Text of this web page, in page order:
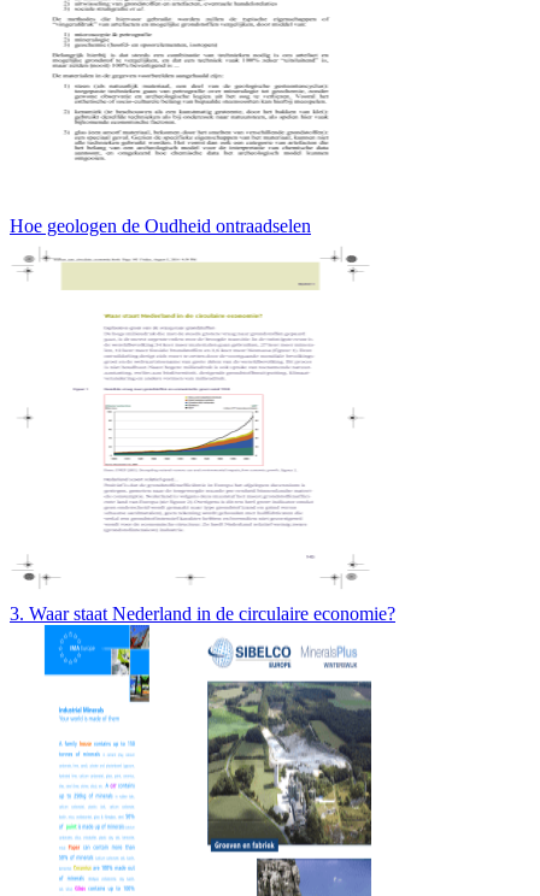
Hoe geologen de Oudheid ontraadselen
3. Waar staat Nederland in de circulaire economie?